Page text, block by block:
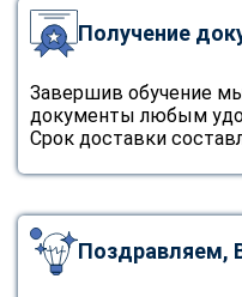
Получение
Завершив обучение
документы любым
Срок доставки
Поздравляем,